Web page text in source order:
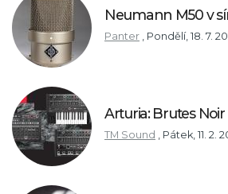
Neumann M50 v
Panter , Pondělí, 18. 7.
Arturia: Brutes Noir
TM Sound , Pátek, 11. 2.